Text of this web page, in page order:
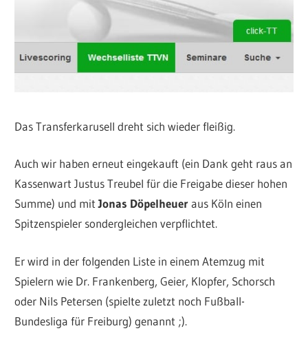
Das Transferkarusell dreht sich wieder fleißig.
Auch wir haben erneut eingekauft (ein Dank geht raus an
Kassenwart Justus Treubel für die Freigabe dieser hohen
Summe) und mitJonas Döpelheueraus Köln einen
Spitzenspieler sondergleichen verpflichtet.
Er wird in der folgenden Liste in einem Atemzug mit
Spielern wie Dr. Frankenberg, Geier, Klopfer, Schorsch
oder Nils Petersen (spielte zuletzt noch Fußball-
Bundesliga für Freiburg) genannt ;).